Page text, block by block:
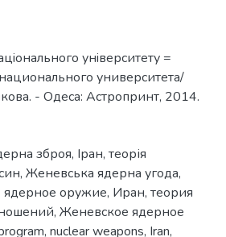
унiверситету =
университета/
- Одеса: Астропринт, 2014.
зброя, Іран, теорія
, Женевська ядерна угода,
ядерное оружие, Иран, теория
, Женевское ядерное
, nuclear weapons, Iran,